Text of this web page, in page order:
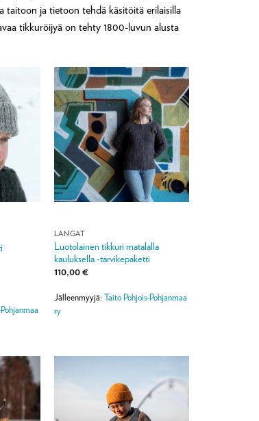
taitoon ja tietoon tehdä käsitöitä erilaisilla
tikkuröijyä on tehty 1800-luvun alusta
LANGAT
Luotolainen tikkuri matalalla
kauluksella -tarvikepaketti
110,00€
Jälleenmyyjä: Taito Pohjois-Pohjanmaa
ry